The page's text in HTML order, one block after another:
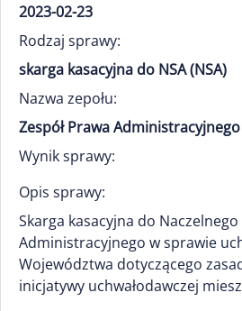
2023-02-23
Rodzaj sprawy:
skarga kasacyjna do NSA (NSA)
Nazwa zepołu:
Zespół Prawa
Wynik sprawy:
Opis sprawy:
Skarga kasacyjna do Naczelnego
Administracyjnego w sprawie
Województwa dotyczącego
inicjatywy uchwałodawczej